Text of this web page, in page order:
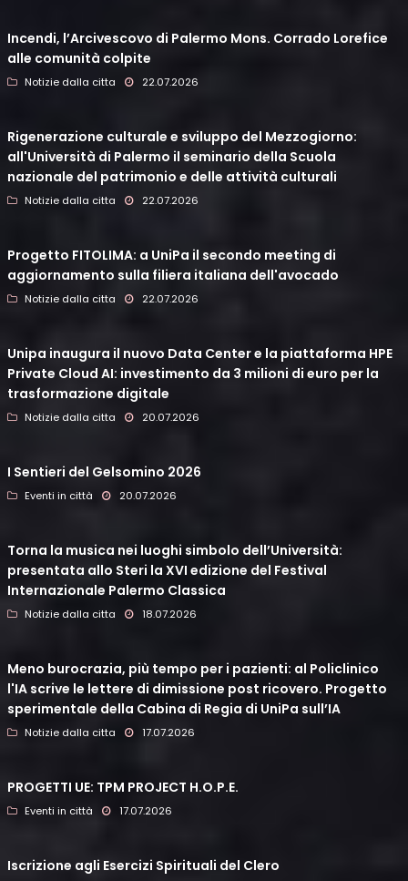
Incendi, l’Arcivescovo di Palermo Mons. Corrado Lorefice
alle comunità colpite
Notizie dalla citta 22.07.2026
Rigenerazione culturale e sviluppo del Mezzogiorno:
all'Università di Palermo il seminario della Scuola
nazionale del patrimonio e delle attività culturali
Notizie dalla citta 22.07.2026
Progetto FITOLIMA: a UniPa il secondo meeting di
aggiornamento sulla filiera italiana dell'avocado
Notizie dalla citta 22.07.2026
Unipa inaugura il nuovo Data Center e la piattaforma HPE
Private Cloud AI: investimento da 3 milioni di euro per la
trasformazione digitale
Notizie dalla citta 20.07.2026
I Sentieri del Gelsomino 2026
Eventi in città 20.07.2026
Torna la musica nei luoghi simbolo dell’Università:
presentata allo Steri la XVI edizione del Festival
Internazionale Palermo Classica
Notizie dalla citta 18.07.2026
Meno burocrazia, più tempo per i pazienti: al Policlinico
l'IA scrive le lettere di dimissione post ricovero. Progetto
sperimentale della Cabina di Regia di UniPa sull’IA
Notizie dalla citta 17.07.2026
PROGETTI UE: TPM PROJECT H.O.P.E.
Eventi in città 17.07.2026
Iscrizione agli Esercizi Spirituali del Clero